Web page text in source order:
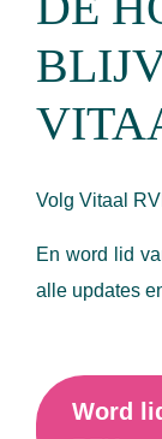
Volg Vitaal
En word lid
alle updates
Word